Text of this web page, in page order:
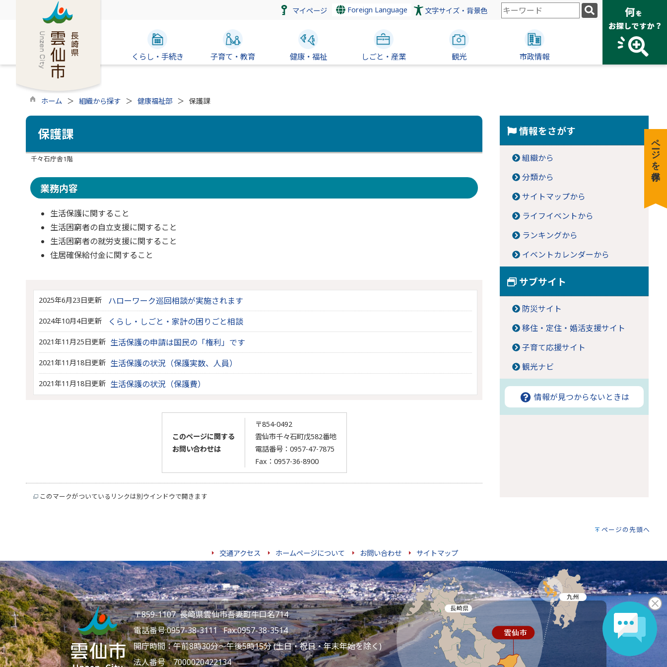
マイページ Foreign Language 文字サイズ・背景色
検
索
ー
くらし・手続き 子育て・教育 健康・福祉 しごと・産業 観光 市政情報
ホーム 組織から探す 健康福祉部 保護課
保護課
千々石庁舎1階
業務内容
生活保護に関すること
生活困窮者の自立支援に関すること
生活困窮者の就労支援に関すること
住居確保給付金に関すること
2025年6月23日更新 ハローワーク巡回相談が実施されます
2024年10月4日更新 くらし・しごと・家計の困りごと相談
2021年11月25日更新 生活保護の申請は国民の「権利」です
2021年11月18日更新 生活保護の状況（保護実数、人員）
2021年11月18日更新 生活保護の状況（保護費）
このページに関する
お問い合わせは
〒854-0492
雲仙市千々石町戊582番地
電話番号：0957-47-7875
Fax：0957-36-8900
このマークがついているリンクは別ウインドウで開きます
情報をさがす
組織から
分類から
サイトマップから
ライフイベントから
ランキングから
イベントカレンダーから
サブサイト
防災サイト
移住・定住・婚活支援サイト
子育て応援サイト
観光ナビ
情報が見つからないときは
ページの先頭へ
交通アクセス ホームページについて お問い合わせ サイトマップ
〒859-1107 長崎県雲仙市吾妻町牛口名714
電話番号:0957-38-3111Fax:0957-38-3514
開庁時間：午前8時30分～午後5時15分 (土日・祝日・年末年始を除く)
法人番号 7000020422134
ページを保存